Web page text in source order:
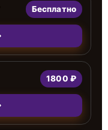
Бесплатно
1800 ₽